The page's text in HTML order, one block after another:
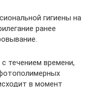
гигиены на
ранее
течением времени,
в момент